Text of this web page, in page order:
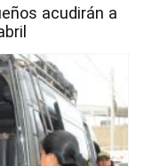
acudirán a